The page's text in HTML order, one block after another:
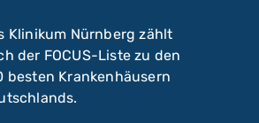
Klinikum Nürnberg zählt
der FOCUS-Liste zu den
besten Krankenhäusern